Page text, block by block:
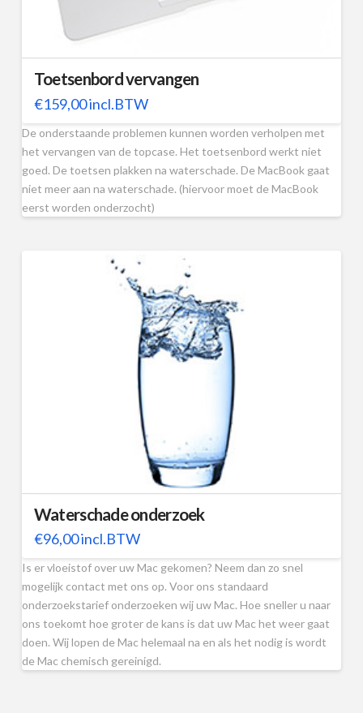
Toetsenbord vervangen
€159,00incl.BTW
De onderstaande problemen kunnen worden verholpen met
het vervangen van de topcase. Het toetsenbord werkt niet
goed. De toetsen plakken na waterschade. De MacBook gaat
niet meer aan na waterschade. (hiervoor moet de MacBook
eerst worden onderzocht)
Waterschade onderzoek
€96,00incl.BTW
Is er vloeistof over uw Mac gekomen? Neem dan zo snel
mogelijk contact met ons op. Voor ons standaard
onderzoekstarief onderzoeken wij uw Mac. Hoe sneller u naar
ons toekomt hoe groter de kans is dat uw Mac het weer gaat
doen. Wij lopen de Mac helemaal na en als het nodig is wordt
de Mac chemisch gereinigd.